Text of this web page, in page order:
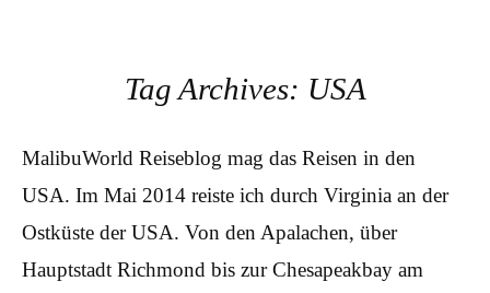
Tag Archives: USA
MalibuWorld Reiseblog mag das Reisen in den
USA. Im Mai 2014 reiste ich durch Virginia an der
Ostküste der USA. Von den Apalachen, über
Hauptstadt Richmond bis zur Chesapeakbay am